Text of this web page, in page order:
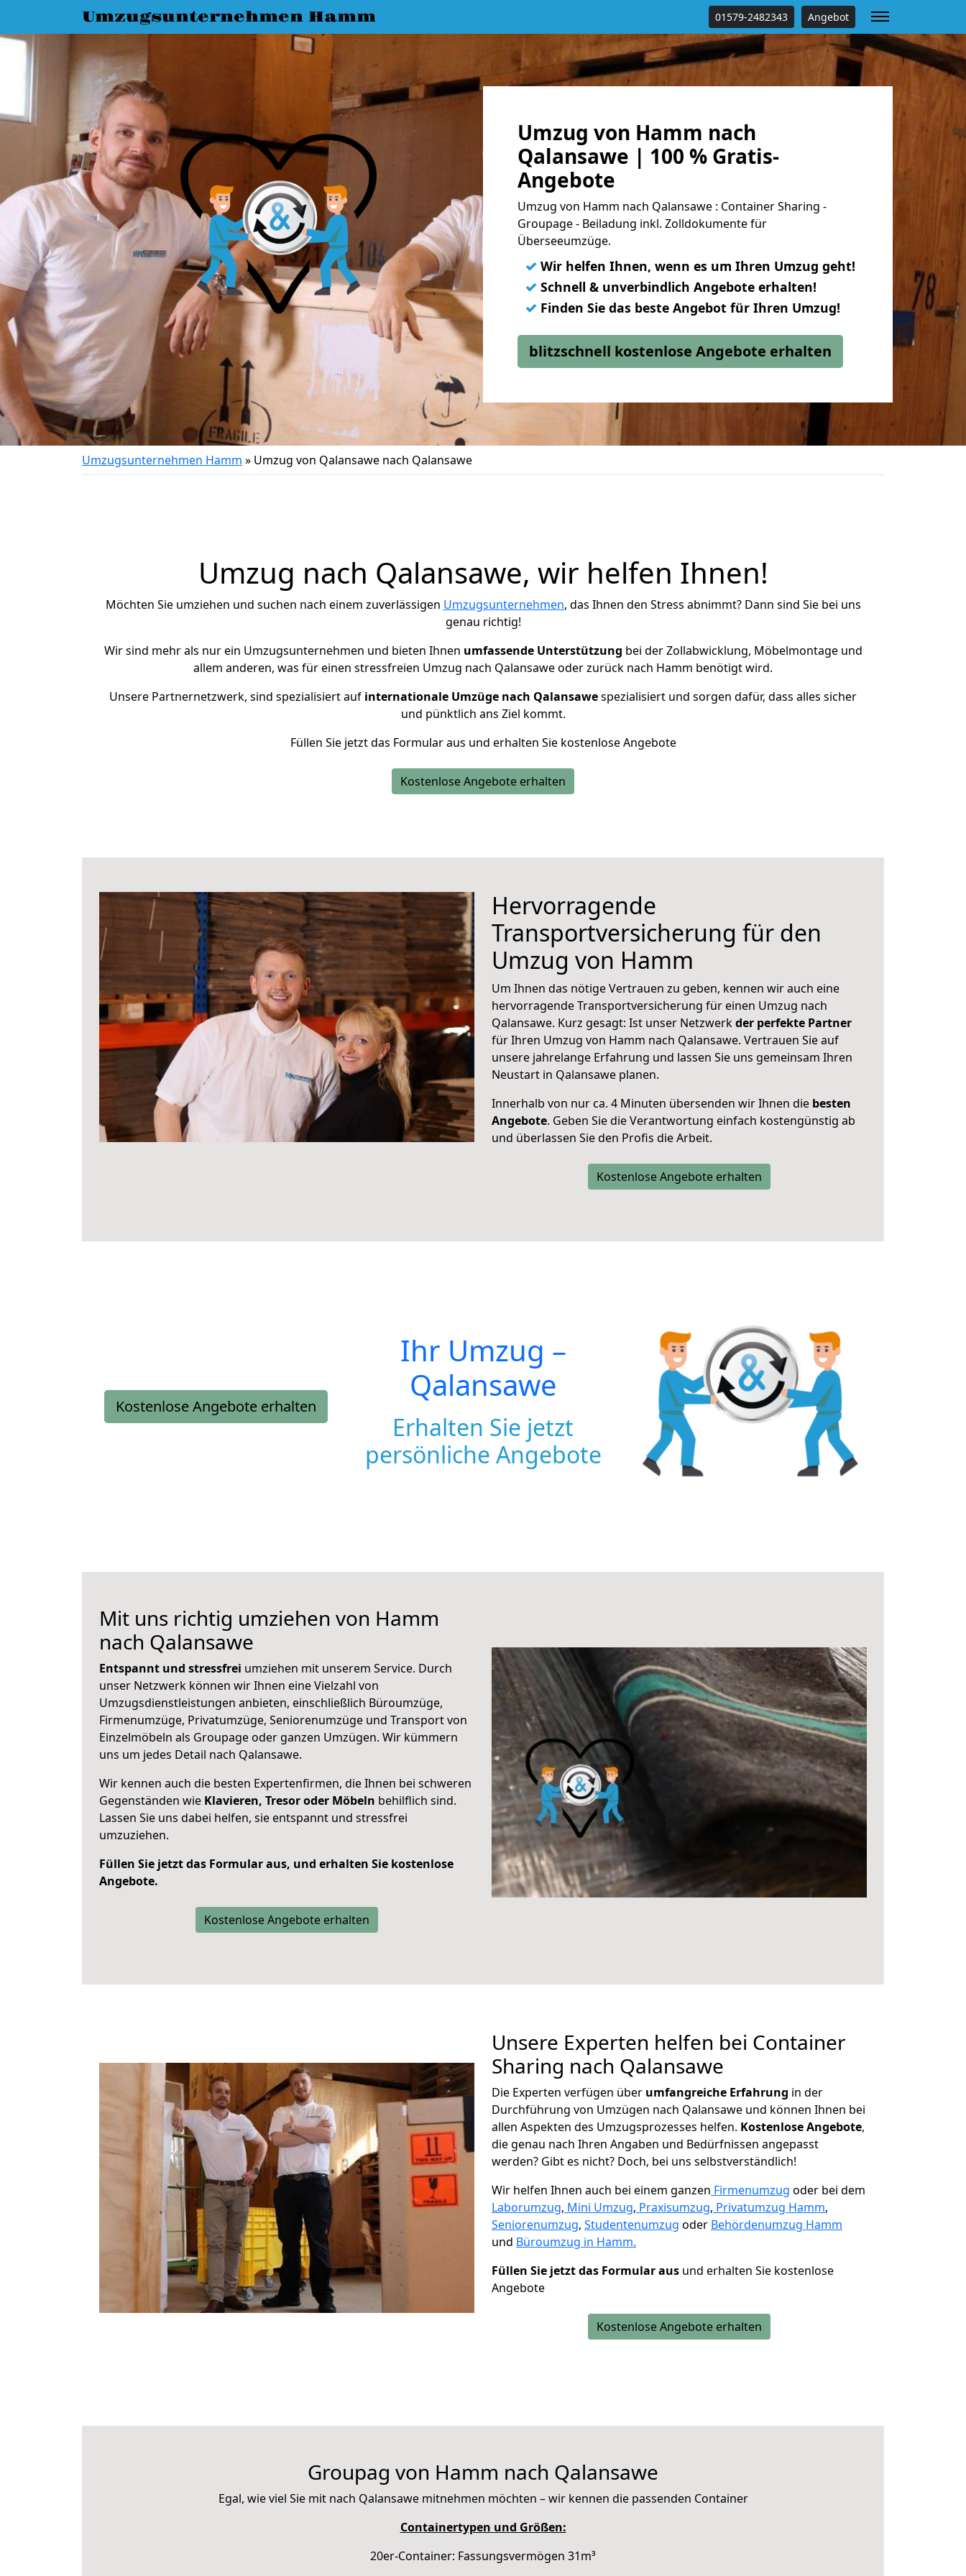
Umzugsunternehmen Hamm 01579-2482343 Angebot
Umzug von Hamm nach
Qalansawe | 100 % Gratis-
Angebote
Umzug von Hamm nach Qalansawe : Container Sharing -
Groupage - Beiladung inkl. Zolldokumente für
Überseeumzüge.
✓ Wir helfen Ihnen, wenn es um Ihren Umzug geht!
✓ Schnell & unverbindlich Angebote erhalten!
✓ Finden Sie das beste Angebot für Ihren Umzug!
blitzschnell kostenlose Angebote erhalten
Umzugsunternehmen Hamm » Umzug von Qalansawe nach Qalansawe
Umzug nach Qalansawe, wir helfen Ihnen!
Möchten Sie umziehen und suchen nach einem zuverlässigen Umzugsunternehmen, das Ihnen den Stress abnimmt? Dann sind Sie bei uns
genau richtig!
Wir sind mehr als nur ein Umzugsunternehmen und bieten Ihnen umfassende Unterstützung bei der Zollabwicklung, Möbelmontage und
allem anderen, was für einen stressfreien Umzug nach Qalansawe oder zurück nach Hamm benötigt wird.
Unsere Partnernetzwerk, sind spezialisiert auf internationale Umzüge nach Qalansawespezialisiert und sorgen dafür, dass alles sicher
und pünktlich ans Ziel kommt.
Füllen Sie jetzt das Formular aus und erhalten Sie kostenlose Angebote
Kostenlose Angebote erhalten
Hervorragende
Transportversicherung für den
Umzug von Hamm
Um Ihnen das nötige Vertrauen zu geben, kennen wir auch eine
hervorragende Transportversicherung für einen Umzug nach
Qalansawe. Kurz gesagt: Ist unser Netzwerkder perfekte Partner
für Ihren Umzug von Hamm nach Qalansawe. Vertrauen Sie auf
unsere jahrelange Erfahrung und lassen Sie uns gemeinsam Ihren
Neustart in Qalansawe planen.
Innerhalb von nur ca. 4 Minuten übersenden wir Ihnen die besten
Angebote. Geben Sie die Verantwortung einfach kostengünstig ab
und überlassen Sie den Profis die Arbeit.
Kostenlose Angebote erhalten
Kostenlose Angebote erhalten
Ihr Umzug –
Qalansawe
Erhalten Sie jetzt
persönliche Angebote
Mit uns richtig umziehen von Hamm
nach Qalansawe
Entspannt und stressfrei umziehen mit unserem Service. Durch
unser Netzwerk können wir Ihnen eine Vielzahl von
Umzugsdienstleistungen anbieten, einschließlich Büroumzüge,
Firmenumzüge, Privatumzüge, Seniorenumzüge und Transport von
Einzelmöbeln als Groupage oder ganzen Umzügen. Wir kümmern
uns um jedes Detail nach Qalansawe.
Wir kennen auch die besten Expertenfirmen, die Ihnen bei schweren
Gegenständen wie Klavieren, Tresor oder Möbeln behilflich sind.
Lassen Sie uns dabei helfen, sie entspannt und stressfrei
umzuziehen.
Füllen Sie jetzt das Formular aus, und erhalten Sie kostenlose
Angebote.
Kostenlose Angebote erhalten
Unsere Experten helfen bei Container
Sharing nach Qalansawe
Die Experten verfügen über umfangreiche Erfahrung in der
Durchführung von Umzügen nach Qalansawe und können Ihnen bei
allen Aspekten des Umzugsprozesses helfen. Kostenlose Angebote,
die genau nach Ihren Angaben und Bedürfnissen angepasst
werden? Gibt es nicht? Doch, bei uns selbstverständlich!
Wir helfen Ihnen auch bei einem ganzen Firmenumzug oder bei dem
Laborumzug, Mini Umzug, Praxisumzug, Privatumzug Hamm,
Seniorenumzug, Studentenumzug oder Behördenumzug Hamm
und Büroumzug in Hamm.
Füllen Sie jetzt das Formular aus und erhalten Sie kostenlose
Angebote
Kostenlose Angebote erhalten
Groupag von Hamm nach Qalansawe
Egal, wie viel Sie mit nach Qalansawe mitnehmen möchten – wir kennen die passenden Container
Containertypen und Größen:
20er-Container: Fassungsvermögen 31m³